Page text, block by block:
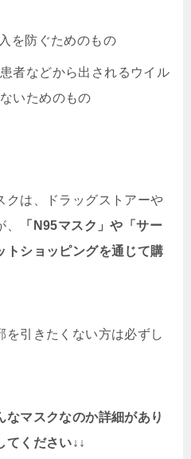
を防ぐためのもの
者などから出されるウイル
いためのもの
クは、ドラッグストアーや
「N95マスク」や「サー
トショッピングを通じて購
を引きたくない方は必ずし
なマスクなのか詳細があり
てください↓↓